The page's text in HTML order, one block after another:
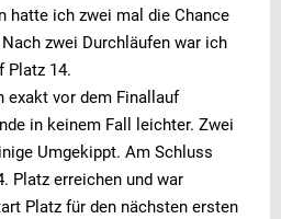
hatte ich zwei mal die Chance
zwei Durchläufen war ich
Platz 14.
exakt vor dem Finallauf
in keinem Fall leichter. Zwei
Umgekippt. Am Schluss
Platz erreichen und war
Platz für den nächsten ersten